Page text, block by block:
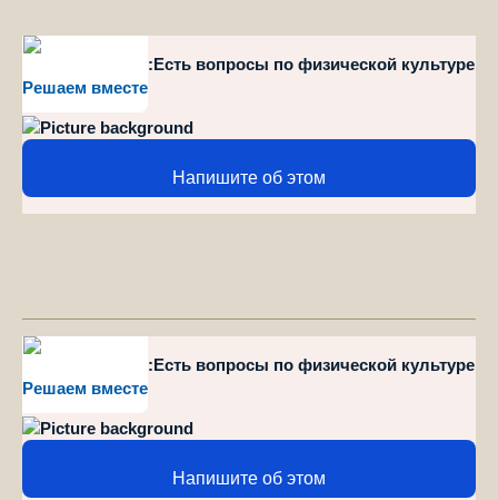
Решаем вместе
style="position":Есть вопросы по физической культуре
и спорту?
Напишите об этом
Решаем вместе
style="position":Есть вопросы по физической культуре
и спорту?
Напишите об этом